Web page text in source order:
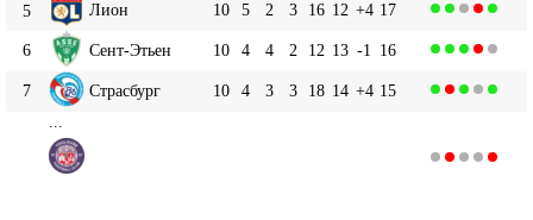
5 Лион 10 5 2 3 16 12 +4 17
6 Сент-Этьен 10 4 4 2 12 13 -1 16
7 Страсбург 10 4 3 3 18 14 +4 15